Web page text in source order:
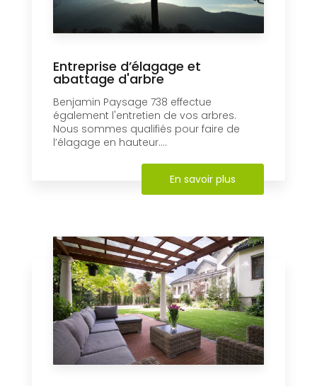
Entreprise d’élagage et
abattage d'arbre
Benjamin Paysage 738 effectue
également l'entretien de vos arbres.
Nous sommes qualifiés pour faire de
l’élagage en hauteur....
En savoir plus